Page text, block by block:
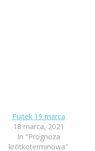
Piątek 19 marca
18 marca, 2021
In "Prognoza
krótkoterminowa"